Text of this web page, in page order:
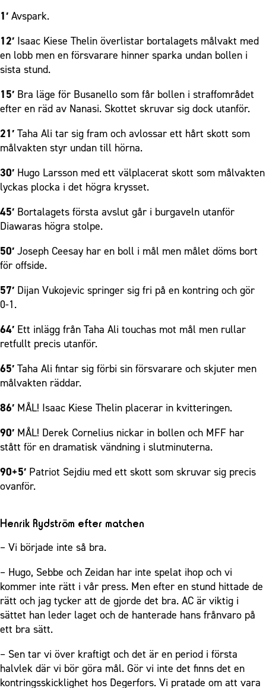
Inspiration
Vanliga frågor om 1910 Event
Himmelsblå Tillsammans
Grundskolefotboll mot rasismer
Skolakademier
Historik – damlaget
Policydokument
Personuppgiftspolicy
1′ Avspark.
12′ Isaac Kiese Thelin överlistar bortalagets målvakt med
en lobb men en försvarare hinner sparka undan bollen i
sista stund.
15′ Bra läge för Busanello som får bollen i straffområdet
efter en räd av Nanasi. Skottet skruvar sig dock utanför.
21′ Taha Ali tar sig fram och avlossar ett hårt skott som
målvakten styr undan till hörna.
30′ Hugo Larsson med ett välplacerat skott som målvakten
lyckas plocka i det högra krysset.
45′ Bortalagets första avslut går i burgaveln utanför
Diawaras högra stolpe.
50′ Joseph Ceesay har en boll i mål men målet döms bort
för offside.
57′ Dijan Vukojevic springer sig fri på en kontring och gör
0-1.
64′ Ett inlägg från Taha Ali touchas mot mål men rullar
retfullt precis utanför.
65′ Taha Ali fintar sig förbi sin försvarare och skjuter men
målvakten räddar.
86′ MÅL! Isaac Kiese Thelin placerar in kvitteringen.
90′ MÅL! Derek Cornelius nickar in bollen och MFF har
stått för en dramatisk vändning i slutminuterna.
90+5′ Patriot Sejdiu med ett skott som skruvar sig precis
ovanför.
Henrik Rydström efter matchen
– Vi började inte så bra.
– Hugo, Sebbe och Zeidan har inte spelat ihop och vi
kommer inte rätt i vår press. Men efter en stund hittade de
rätt och jag tycker att de gjorde det bra. AC är viktig i
sättet han leder laget och de hanterade hans frånvaro på
ett bra sätt.
– Sen tar vi över kraftigt och det är en period i första
halvlek där vi bör göra mål. Gör vi inte det finns det en
kontringsskicklighet hos Degerfors. Vi pratade om att vara